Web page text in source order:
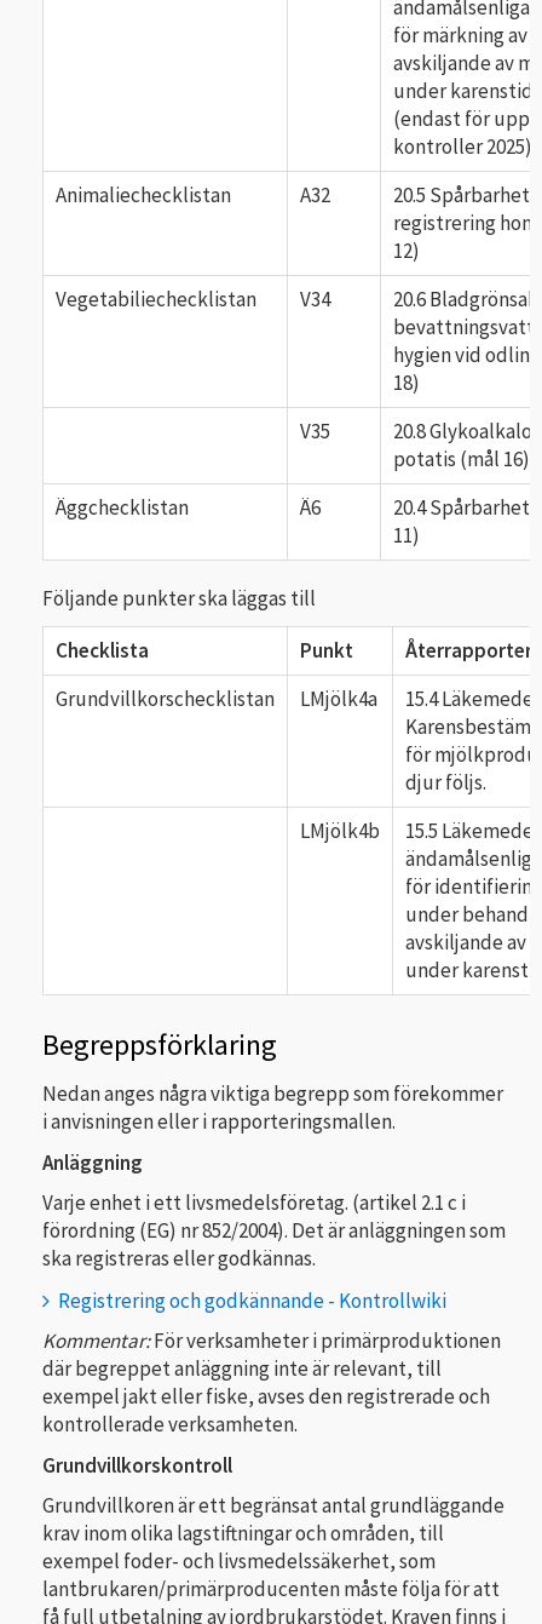
ändamålsenliga
för märkning av
avskiljande av
under
(endast för
kontroller 2025)
Animaliechecklistan
A32
20.5 Spårbarhet
registrering
12)
Vegetabiliechecklistan
V34
20.6
hygien vid
18)
V35
20.8
potatis (mål 16)
Äggchecklistan
Ä6
20.4 Spårbarhet
11)
Följande punkter ska läggas till
Checklista
Punkt
Grundvillkorschecklistan
LMjölk4a
15.4
för
djur följs.
LMjölk4b
15.5
för
under
avskiljande av
under
Begreppsförklaring
Nedan anges några viktiga begrepp som förekommer
i anvisningen eller i rapporteringsmallen.
Anläggning
Varje enhet i ett livsmedelsföretag. (artikel 2.1 c i
förordning (EG) nr 852/2004). Det är anläggningen som
ska registreras eller godkännas.
Registrering och godkännande - Kontrollwiki
Kommentar:För verksamheter i primärproduktionen
där begreppet anläggning inte är relevant, till
exempel jakt eller fiske, avses den registrerade och
kontrollerade verksamheten.
Grundvillkorskontroll
Grundvillkoren är ett begränsat antal grundläggande
krav inom olika lagstiftningar och områden, till
exempel foder- och livsmedelssäkerhet, som
lantbrukaren/primärproducenten måste följa för att
få full utbetalning av jordbrukarstödet. Kraven finns i